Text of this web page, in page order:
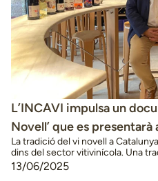
L’INCAVI impulsa un
Novell’ que es
La tradició del vi novell a
dins del sector vitivinícola. Una
renaixement en les dues darreres
l’Institut Català de la Vinya i el Vi
13/06/2025